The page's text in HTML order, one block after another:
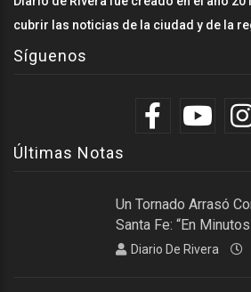
cubrir las noticias de la ciudad y de la
Síguenos
Últimas Notas
Un Tornado Arrasó
Santa Fe: “En
Diario De Rivera